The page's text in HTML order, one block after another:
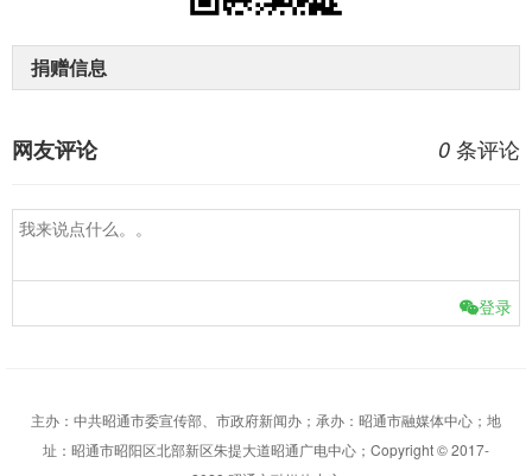
捐赠信息
0 条评论
网友评论
登录
主办：中共昭通市委宣传部、市政府新闻办；承办：昭通市融媒体中心；地
址：昭通市昭阳区北部新区朱提大道昭通广电中心；Copyright © 2017-